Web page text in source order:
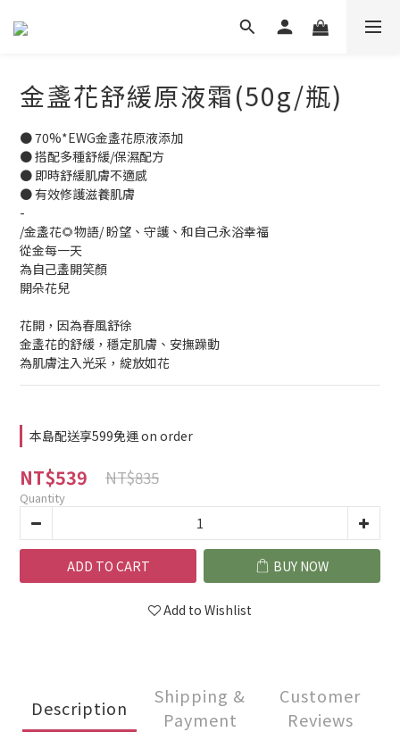
金盞花舒緩原液霜(50g/瓶)
● 70%*EWG金盞花原液添加
● 搭配多種舒緩/保濕配方
● 即時舒緩肌膚不適感
● 有效修護滋養肌膚
-
/金盞花🌻物語/ 盼望、守護、和自己永浴幸福
從金每一天
為自己盞開笑顏
開朵花兒
花開，因為春風舒徐
金盞花的舒緩，穩定肌膚、安撫躁動
為肌膚注入光采，綻放如花
本島配送享599免運 on order
NT$539 NT$835
Quantity
ADD TO CART BUY NOW
Add to Wishlist
Description
Shipping &
Payment
Customer
Reviews